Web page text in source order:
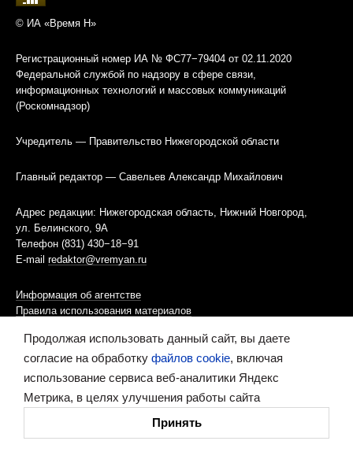
© ИА «Время Н»
Регистрационный номер ИА № ФС77−79404 от 02.11.2020
Федеральной службой по надзору в сфере связи,
информационных технологий и массовых коммуникаций
(Роскомнадзор)
Учредитель — Правительство Нижегородской области
Главный редактор — Савельев Александр Михайлович
Адрес редакции: Нижегородская область, Нижний Новгород,
ул. Белинского, 9А
Телефон (831) 430−18−91
E-mail redaktor@vremyan.ru
Информация об агентстве
Правила использования материалов
Информационная политика использования «cookies»-файлов
Ресурс содержит материалы 16+
Продолжая использовать данный сайт, вы даете
согласие на обработку файлов cookie, включая
использование сервиса веб-аналитики Яндекс
Метрика, в целях улучшения работы сайта
Принять